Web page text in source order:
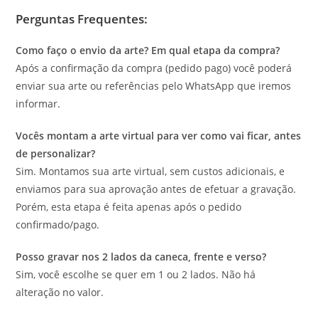
Perguntas Frequentes:
Como faço o envio da arte? Em qual etapa da compra?
Após a confirmação da compra (pedido pago) você poderá
enviar sua arte ou referências pelo WhatsApp que iremos
informar.
Vocês montam a arte virtual para ver como vai ficar, antes
de personalizar?
Sim. Montamos sua arte virtual, sem custos adicionais, e
enviamos para sua aprovação antes de efetuar a gravação.
Porém, esta etapa é feita apenas após o pedido
confirmado/pago.
Posso gravar nos 2 lados da caneca, frente e verso?
Sim, você escolhe se quer em 1 ou 2 lados. Não há
alteração no valor.